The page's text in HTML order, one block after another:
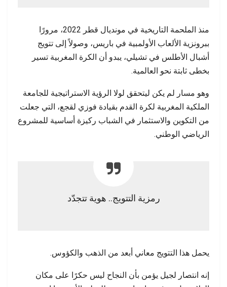
منذ الملحمة التاريخية في مونديال قطر 2022، مرورًا
ببرونزية الألعاب الأولمبية في باريس، وصولاً إلى تتويج
أشبال الأطلس في تشيلي، يبدو أن الكرة المغربية تسير
بخطى ثابتة نحو العالمية.
وهو مسار لم يكن ليتحقق لولا الرؤية الاستراتيجية للجامعة
الملكية المغربية لكرة القدم بقيادة فوزي لقجع، التي جعلت
من التكوين والاستثمار في الشباب ركيزة أساسية للمشروع
الرياضي الوطني.
رمزية التتويج.. هوية تتجدّد
يحمل هذا التتويج معاني أبعد من الذهب والكؤوس.
إنه انتصار لجيل يؤمن بأن النجاح ليس حكرًا على مكان